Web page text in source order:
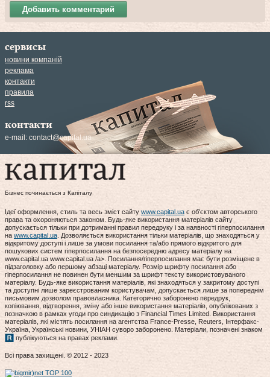
Добавить комментарий
сервисы
новини компаній
реклама
контакти
правила
rss
контакти
e-mail: contact@capital.ua
Бізнес починається з Капіталу
Ідеї оформлення, стиль та весь зміст сайту www.capital.ua є об'єктом авторського
права та охороняються законом. Будь-яке використання матеріалів сайту
допускається тільки при дотриманні правил передруку і за наявності гіперпосилання
на www.capital.ua. Дозволяється використання тільки матеріалів, що знаходяться у
відкритому доступі і лише за умови посилання та/або прямого відкритого для
пошукових систем гіперпосилання на безпосередню адресу матеріалу на
www.capital.ua www.capital.ua /a>. Посилання/гіперпосилання має бути розміщене в
підзаголовку або першому абзаці матеріалу. Розмір шрифту посилання або
гіперпосилання не повинен бути меншим за шрифт тексту використовуваного
матеріалу. Будь-яке використання матеріалів, які знаходяться у закритому доступі
та доступні лише зареєстрованим користувачам, допускається лише за попереднім
письмовим дозволом правовласника. Категорично заборонено передрук,
копіювання, відтворення, зміну або інше використання матеріалів, опублікованих з
позначкою в рамках угоди про синдикацію з Financial Times Limited. Використання
матеріалів, які містять посилання на агентства France-Presse, Reuters, Інтерфакс-
Україна, Українські новини, УНІАН суворо заборонено. Матеріали, позначені знаком
публікуються на правах реклами.
Всі права захищені. © 2012 - 2023